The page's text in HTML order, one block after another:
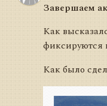
Завершаем
Как
фиксируются
Как было